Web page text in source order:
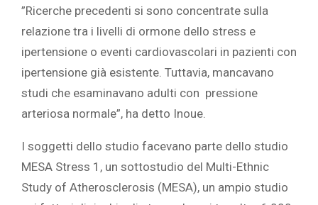
‎”Ricerche precedenti si sono concentrate sulla
relazione tra i livelli di ormone dello stress e
ipertensione o eventi cardiovascolari in pazienti con
ipertensione già esistente. Tuttavia, mancavano
studi che esaminavano adulti con pressione
arteriosa normale”, ha detto Inoue.
‎I soggetti dello studio facevano parte dello studio
MESA Stress 1, un sottostudio del Multi-Ethnic
Study of Atherosclerosis (MESA), un ampio studio